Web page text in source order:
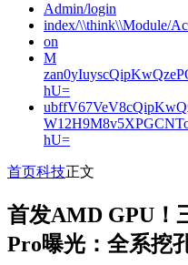
Admin/login
index/\\think\\Module/
on
M
hU=
hU=
首页科技正文
首发AMD GPU！
Pro曝光：全系挖